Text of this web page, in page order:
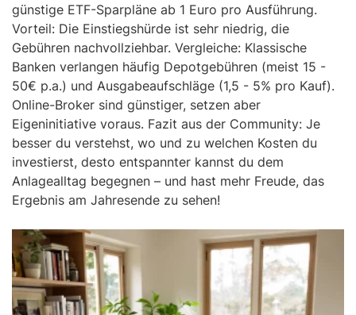
günstige ETF-Sparpläne ab 1 Euro pro Ausführung.
Vorteil: Die Einstiegshürde ist sehr niedrig, die
Gebühren nachvollziehbar. Vergleiche: Klassische
Banken verlangen häufig Depotgebühren (meist 15 -
50€ p.a.) und Ausgabeaufschläge (1,5 - 5% pro Kauf).
Online-Broker sind günstiger, setzen aber
Eigeninitiative voraus. Fazit aus der Community: Je
besser du verstehst, wo und zu welchen Kosten du
investierst, desto entspannter kannst du dem
Anlagealltag begegnen – und hast mehr Freude, das
Ergebnis am Jahresende zu sehen!